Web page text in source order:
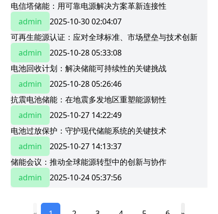
电信塔储能：用可靠电源解决方案革新连接性
admin
2025-10-30 02:04:07
可再生能源认证：应对全球标准、市场壁垒与技术创新
admin
2025-10-28 05:33:08
电池回收计划：解决储能可持续性的关键挑战
admin
2025-10-28 05:26:46
抗震电池储能：在地震多发地区重塑能源韧性
admin
2025-10-27 14:22:49
电池过放保护：守护现代储能系统的关键技术
admin
2025-10-27 14:13:37
​储能会议：推动全球能源转型中的创新与协作​
admin
2025-10-24 05:37:56